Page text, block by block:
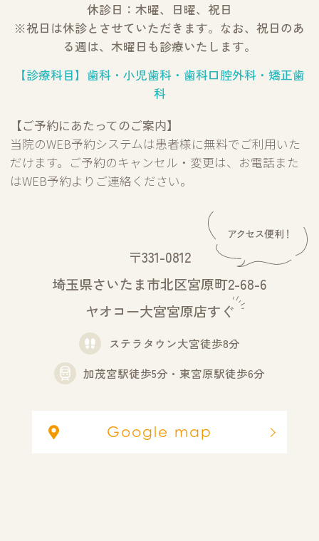
休診日：木曜、日曜、祝日
※祝日は休診とさせていただきます。なお、祝日のあ
る週は、木曜日も診療いたします。
【診療科目】歯科・小児歯科・歯科口腔外科・矯正歯
科
【ご予約にあたってのご案内】
当院のWEB予約システムは患者様に無料でご利用いた
だけます。ご予約のキャンセル・変更は、お電話また
はWEB予約よりご連絡ください。
〒331-0812
埼玉県さいたま市北区宮原町2-68-6
ヤオコー大宮宮原店すぐ
ステラタウン大宮徒歩8分
加茂宮駅徒歩5分・東宮原駅徒歩6分
Google map